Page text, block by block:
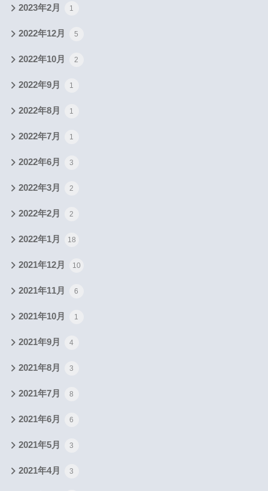
2023年2月 1
2022年12月 5
2022年10月 2
2022年9月 1
2022年8月 1
2022年7月 1
2022年6月 3
2022年3月 2
2022年2月 2
2022年1月 18
2021年12月 10
2021年11月 6
2021年10月 1
2021年9月 4
2021年8月 3
2021年7月 8
2021年6月 6
2021年5月 3
2021年4月 3